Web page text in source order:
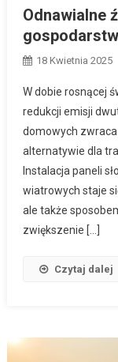
Odnawialne
18 Kwietnia 2025
W dobie rosnącej
redukcji emisji
domowych zwraca
alternatywie dla
Instalacja paneli
wiatrowych staje
ale także
zwiększenie […]
Czytaj dalej